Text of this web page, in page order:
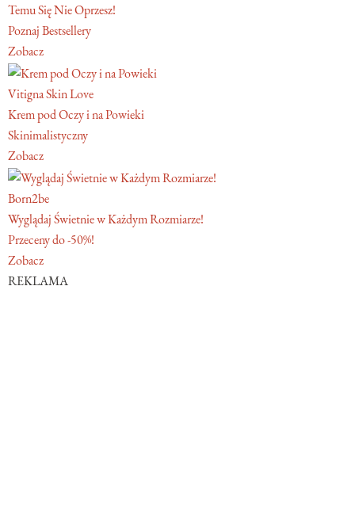
Temu Się Nie Oprzesz!
Poznaj Bestsellery
Zobacz
Vitigna Skin Love
Krem pod Oczy i na Powieki
Skinimalistyczny
Zobacz
Born2be
Wyglądaj Świetnie w Każdym Rozmiarze!
Przeceny do -50%!
Zobacz
REKLAMA